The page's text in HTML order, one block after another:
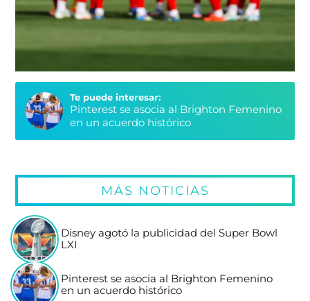
Te puede interesar:
Pinterest se asocia al Brighton Femenino
en un acuerdo histórico
MÁS NOTICIAS
Disney agotó la publicidad del Super Bowl
LXI
Pinterest se asocia al Brighton Femenino
en un acuerdo histórico